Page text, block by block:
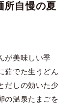
所自慢の夏
が美味しい季
茹でた生うどん
だしの効いた少
の温泉たまごを